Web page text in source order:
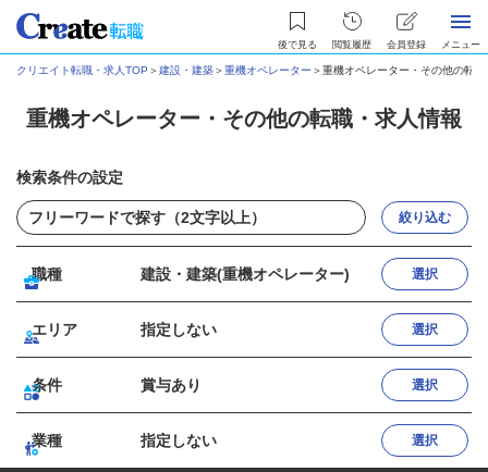
後で見る 閲覧履歴 会員登録 メニュー
クリエイト転職・求人TOP ＞建設・建築＞重機オペレーター ＞重機オペレーター・その他の転
重機オペレーター・その他の転職・求人情報
検索条件の設定
絞り込む
職種 建設・建築(重機オペレーター) 選択
エリア 指定しない 選択
条件 賞与あり 選択
業種 指定しない 選択